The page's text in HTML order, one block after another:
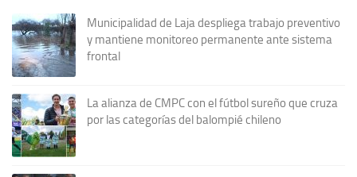
Municipalidad de Laja despliega trabajo preventivo
y mantiene monitoreo permanente ante sistema
frontal
La alianza de CMPC con el fútbol sureño que cruza
por las categorías del balompié chileno